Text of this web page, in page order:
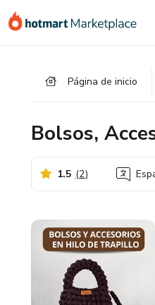
Página de inicio
Bolsos,
1.5 (2)